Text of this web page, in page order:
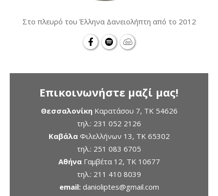
Στο πλευρό του Έλληνα Δανειολήπτη από το 2012
Επικοινωνήστε μαζί μας!
ΘεσσαλονίκηΚαρατάσου 7, TK 54626
τηλ.: 231 052 2126
ΚαβάλαΦιλελλήνων 13, ΤΚ 65302
τηλ.: 251 083 6705
ΑθήναΓαμβέτα 12, ΤΚ 10677
τηλ.: 211 410 8039
email: danioliptes@gmail.com